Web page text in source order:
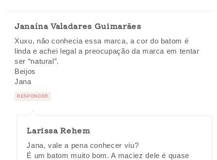
Janaína Valadares Guimarães
Xuxu, não conhecia essa marca, a cor do batom é
linda e achei legal a preocupação da marca em tentar
ser “natural”.
Beijos
Jana
RESPONDER
Larissa Rehem
Jana, vale a pena conhecer viu?
É um batom muito bom. A maciez dele é quase